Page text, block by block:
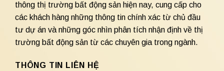
thông thị trường bất động sản hiện nay, cung cấp cho
các khách hàng những thông tin chính xác từ chủ đầu
tư dự án và những góc nhìn phân tích nhận định về thị
trường bất động sản từ các chuyên gia trong ngành.
THÔNG TIN LIÊN HỆ